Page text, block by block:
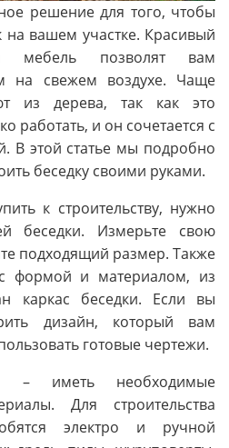
решение для того, чтобы
на вашем участке. Красивый
мебель позволят вам
на свежем воздухе. Чаще
из дерева, так как это
работать, и он сочетается с
В этой статье мы подробно
беседку своими руками.
к строительству, нужно
беседки. Измерьте свою
подходящий размер. Также
формой и материалом, из
каркас беседки. Если вы
дизайн, который вам
готовые чертежи.
– иметь необходимые
Для строительства
электро и ручной